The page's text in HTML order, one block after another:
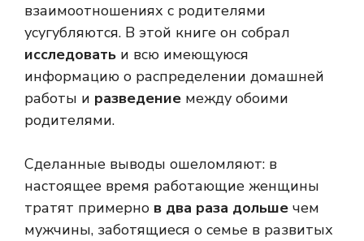
взаимоотношениях с родителями
усугубляются. В этой книге он собрал
исследовать и всю имеющуюся
информацию о распределении домашней
работы и разведение между обоими
родителями.
Сделанные выводы ошеломляют: в
настоящее время работающие женщины
тратят примерно в два раза дольше чем
мужчины, заботящиеся о семье в развитых